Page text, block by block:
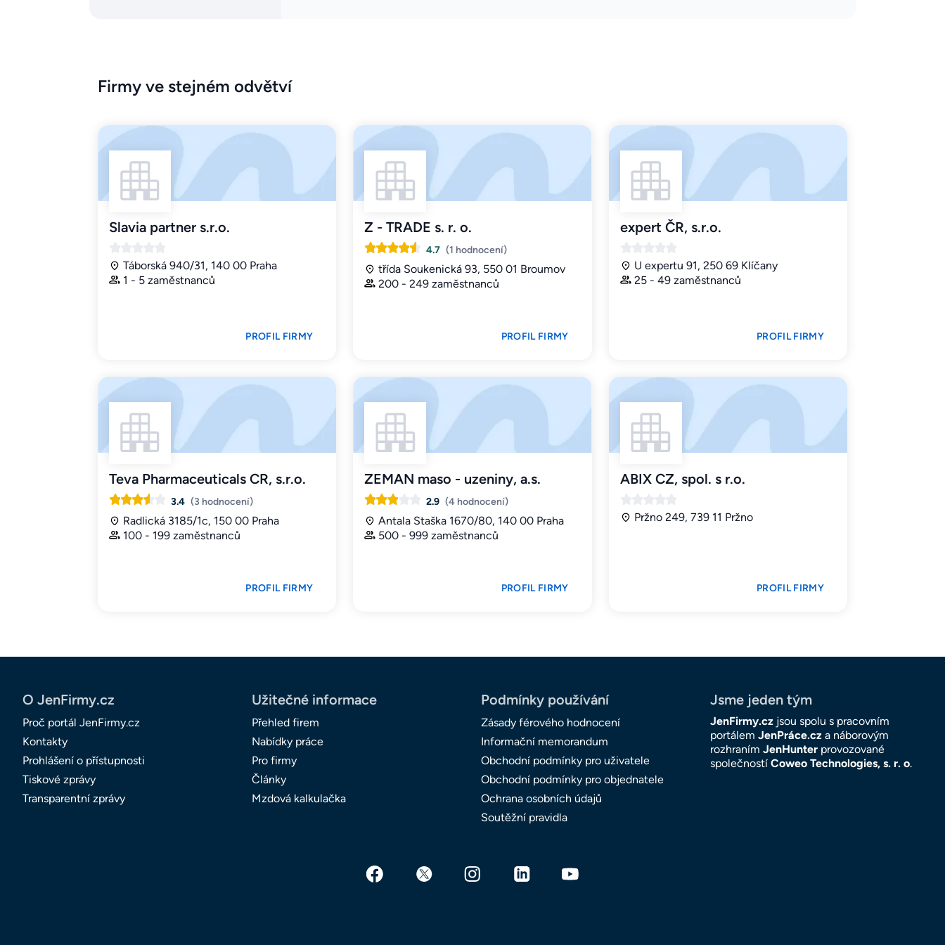
Firmy ve stejném odvětví
Slavia partner s.r.o.
Táborská 940/31, 140 00 Praha
1 - 5 zaměstnanců
PROFIL FIRMY
Z - TRADE s. r. o.
4.7 (1 hodnocení)
třída Soukenická 93, 550 01 Broumov
200 - 249 zaměstnanců
PROFIL FIRMY
expert ČR, s.r.o.
U expertu 91, 250 69 Klíčany
25 - 49 zaměstnanců
PROFIL FIRMY
Teva Pharmaceuticals CR, s.r.o.
3.4 (3 hodnocení)
Radlická 3185/1c, 150 00 Praha
100 - 199 zaměstnanců
PROFIL FIRMY
ZEMAN maso - uzeniny, a.s.
2.9 (4 hodnocení)
Antala Staška 1670/80, 140 00 Praha
500 - 999 zaměstnanců
PROFIL FIRMY
ABIX CZ, spol. s r.o.
Pržno 249, 739 11 Pržno
PROFIL FIRMY
O JenFirmy.cz
Proč portál JenFirmy.cz
Kontakty
Prohlášení o přístupnosti
Tiskové zprávy
Transparentní zprávy
Užitečné informace
Přehled firem
Nabídky práce
Pro firmy
Články
Mzdová kalkulačka
Podmínky používání
Zásady férového hodnocení
Informační memorandum
Obchodní podmínky pro uživatele
Obchodní podmínky pro objednatele
Ochrana osobních údajů
Soutěžní pravidla
Jsme jeden tým
JenFirmy.cz jsou spolu s pracovním
portálem JenPráce.cz a náborovým
rozhraním JenHunter provozované
společností Coweo Technologies, s. r. o.